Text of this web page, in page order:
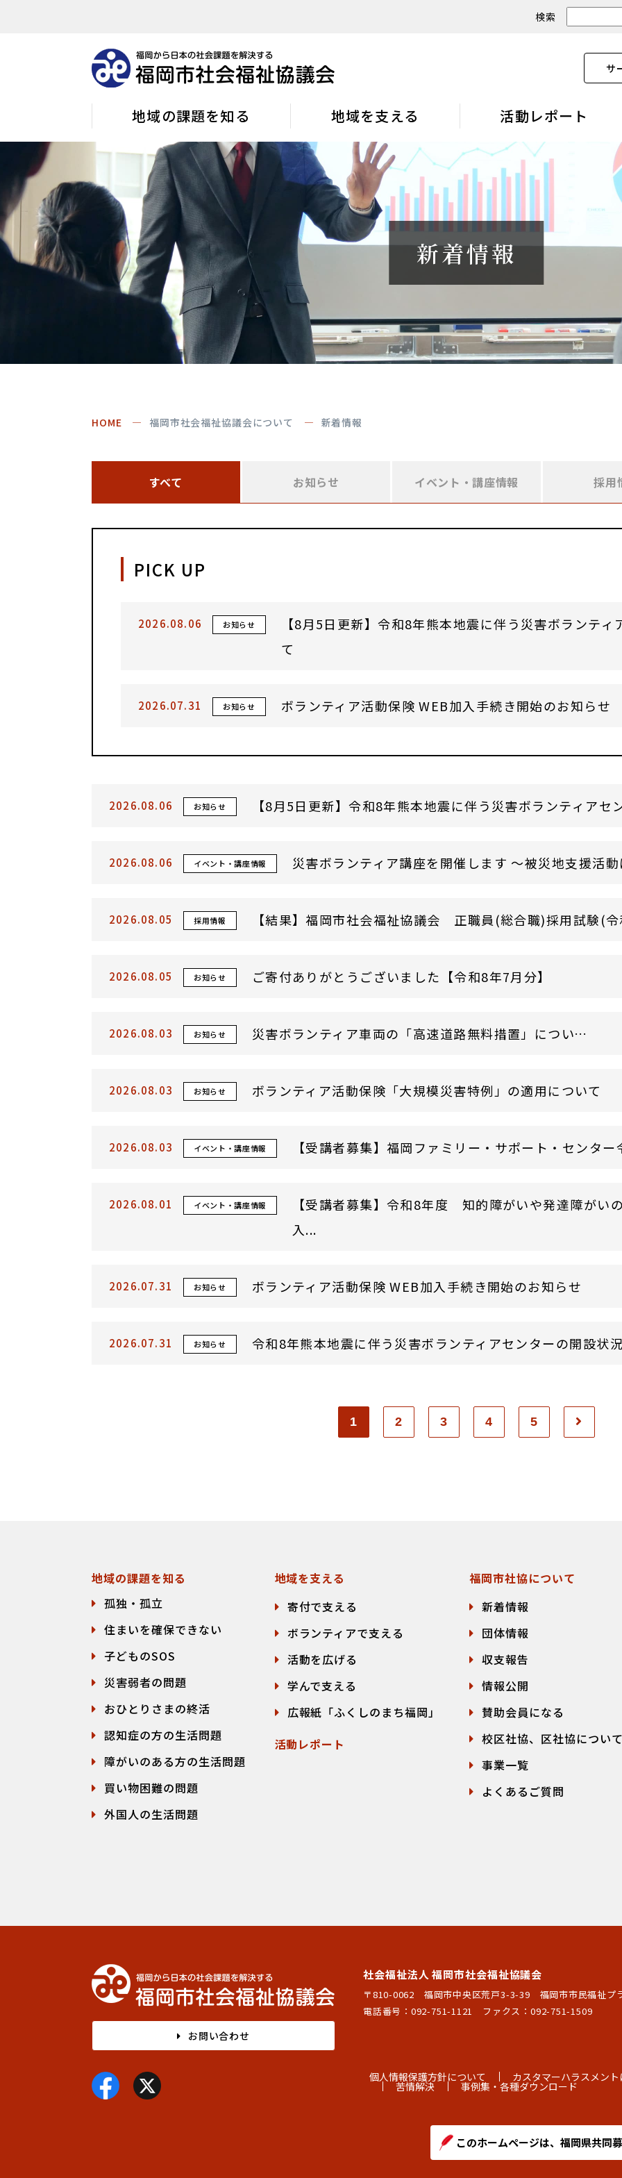
検索
サ
地域の課題を知る 地域を支える 活動レポート
新着情報
HOME 福岡市社会福祉協議会について 新着情報
すべて お知らせ イベント・講座情報 採用
PICK UP
2026.08.06 お知らせ
【8月5日更新】令和8年熊本地震に伴う災害ボランテ
て
2026.07.31 お知らせ ボランティア活動保険 WEB加入手続き開始のお知らせ
2026.08.06 お知らせ 【8月5日更新】令和8年熊本地震に伴う災害ボランティアセ
2026.08.06 イベント・講座情報 災害ボランティア講座を開催します ～被災地支援活
2026.08.05 採用情報 【結果】福岡市社会福祉協議会 正職員(総合職)採用試験(
2026.08.05 お知らせ ご寄付ありがとうございました【令和8年7月分】
2026.08.03 お知らせ 災害ボランティア車両の「高速道路無料措置」について
2026.08.03 お知らせ ボランティア活動保険「大規模災害特例」の適用について
2026.08.03 イベント・講座情報 【受講者募集】福岡ファミリー・サポート・センタ
2026.08.01 イベント・講座情報
【受講者募集】令和8年度 知的障がいや発達障がい
入...
2026.07.31 お知らせ ボランティア活動保険 WEB加入手続き開始のお知らせ
2026.07.31 お知らせ 令和8年熊本地震に伴う災害ボランティアセンターの開設状
1 2 3 4 5
地域の課題を知る
孤独・孤立
住まいを確保できない
子どものSOS
災害弱者の問題
おひとりさまの終活
認知症の方の生活問題
障がいのある方の生活問題
買い物困難の問題
外国人の生活問題
地域を支える
寄付で支える
ボランティアで支える
活動を広げる
学んで支える
広報紙「ふくしのまち福岡」
活動レポート
福岡市社協について
新着情報
団体情報
収支報告
情報公開
賛助会員になる
校区社協、区社協について
事業一覧
よくあるご質問
お問い合わせ
社会福祉法人 福岡市社会福祉協議会
〒810-0062 福岡市中央区荒戸3-3-39 福岡市市民福祉プ
電話番号： 092-751-1121 ファクス：092-751-1509
個人情報保護方針について カスタマーハラスメン
苦情解決 事例集・各種ダウンロード
このホームページは、福岡県共同